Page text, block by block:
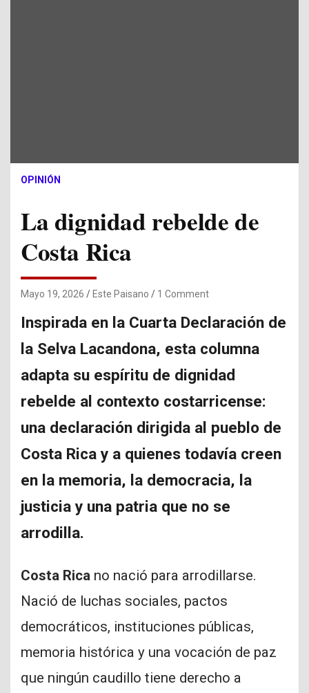
OPINIÓN
La dignidad rebelde de
Costa Rica
Mayo 19, 2026 Este Paisano 1 Comment
Inspirada en la Cuarta Declaración de
la Selva Lacandona, esta columna
adapta su espíritu de dignidad
rebelde al contexto costarricense:
una declaración dirigida al pueblo de
Costa Rica y a quienes todavía creen
en la memoria, la democracia, la
justicia y una patria que no se
arrodilla.
Costa Rica no nació para arrodillarse.
Nació de luchas sociales, pactos
democráticos, instituciones públicas,
memoria histórica y una vocación de paz
que ningún caudillo tiene derecho a